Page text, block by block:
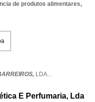
de produtos alimentares,
LDA...
E Perfumaria, Lda